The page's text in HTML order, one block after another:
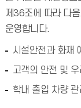
제36조에 따라 다
운영합니다.
시설안전과 화재
고객의 안전 및
학내 출입 차량 관